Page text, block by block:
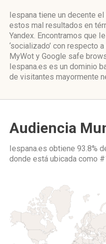
Iespana tiene un decente
estos mal resultados en
Yandex. Encontramos que
‘socializado’ con respecto
MyWot y Google safe
Iespana.es es un dominio
de visitantes mayormente
Audiencia
Iespana.es obtiene 93.8%
donde está ubicada como